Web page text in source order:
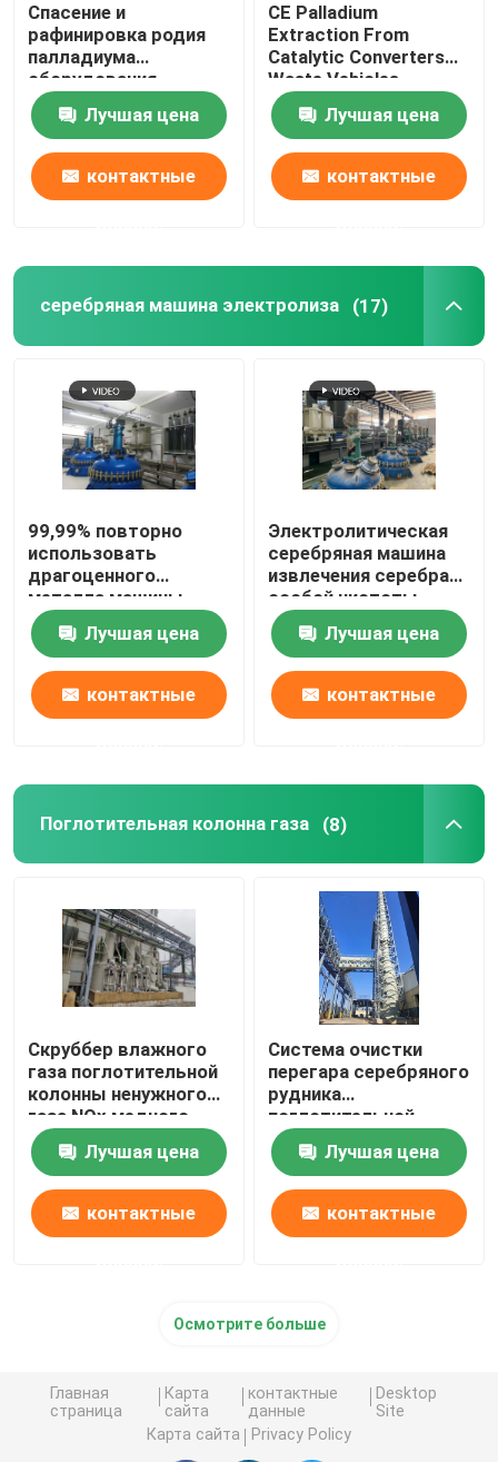
Спасение и
рафинировка родия
палладиума
оборудования
рафинировки платины
нефтехимической
промышленности
Лучшая цена
контактные
CE Palladium
Extraction From
Catalytic Converters
Waste Vehicles
Лучшая цена
контактные
серебряная машина электролиза (17)
99,99% повторно
использовать
драгоценного
металла машины
электролиза серебра
особой чистоты
Лучшая цена
контактные
Электролитическая
серебряная машина
извлечения серебра
особой чистоты
системы 99,99%
спасенияЛучшая цена
контактные
Поглотительная колонна газа (8)
Скруббер влажного
газа поглотительной
колонны ненужного
газа NOx медного
рудника
Лучшая цена
контактные
Система очистки
перегара серебряного
рудника
поглотительной
колонны газа отхода
высокой
концентрации
Лучшая цена
контактные
Осмотрите больше
Главная
страница
Карта
сайта
контактные
данные
Desktop
Site
Карта сайта
Privacy Policy